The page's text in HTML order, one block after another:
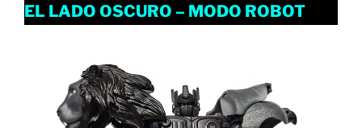
EL LADO OSCURO – MODO ROBOT